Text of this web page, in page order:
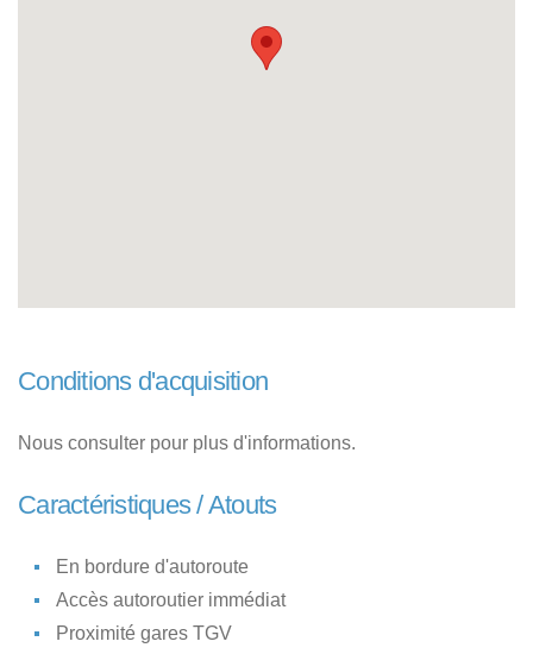
Conditions d'acquisition
Nous consulter pour plus d'informations.
Caractéristiques / Atouts
En bordure d'autoroute
Accès autoroutier immédiat
Proximité gares TGV